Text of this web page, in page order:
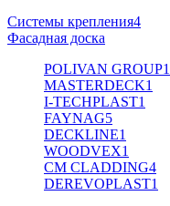
Системы крепления4
Фасадная доска
POLIVAN GROUP1
MASTERDECK1
I-TECHPLAST1
FAYNAG5
DECKLINE1
WOODVEX1
CM CLADDING4
DEREVOPLAST1